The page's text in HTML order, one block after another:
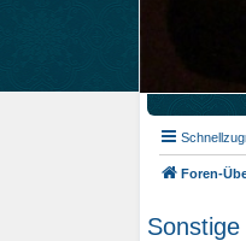
Foren-